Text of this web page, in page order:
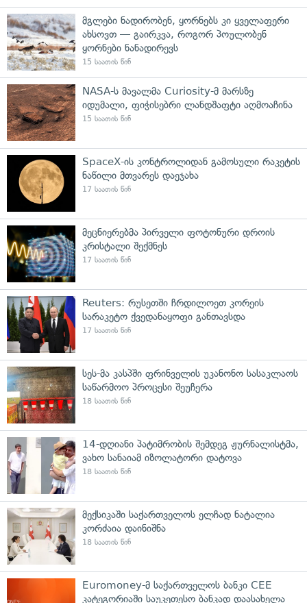
მგლები ნადირობენ, ყორნებს კი ყველაფერი
ახსოვთ — გაირკვა, როგორ პოულობენ
ყორნები ნანადირევს
15 საათის წინ
NASA-ს მავალმა Curiosity-მ მარსზე
იდუმალი, ფიჭისებრი ლანდშაფტი აღმოაჩინა
15 საათის წინ
SpaceX-ის კონტროლიდან გამოსული რაკეტის
ნაწილი მთვარეს დაეჯახა
17 საათის წინ
მეცნიერებმა პირველი ფოტონური დროის
კრისტალი შექმნეს
17 საათის წინ
Reuters: რუსეთში ჩრდილოეთ კორეის
სარაკეტო ქვედანაყოფი განთავსდა
17 საათის წინ
სეს-მა კასპში ფრინველის უკანონო სასაკლაოს
საწარმოო პროცესი შეუჩერა
18 საათის წინ
14-დღიანი პატიმრობის შემდეგ ჟურნალისტმა,
ვახო სანაიამ იზოლატორი დატოვა
18 საათის წინ
მექსიკაში საქართველოს ელჩად ნატალია
კორძაია დაინიშნა
18 საათის წინ
Euromoney-მ საქართველოს ბანკი CEE
კატეგორიაში საუკეთესო ბანკად დაასახელა